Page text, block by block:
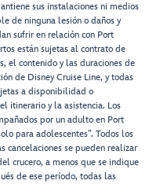
sus instalaciones ni medios
de ninguna lesión o daños y
sufrir en relación con Port
están sujetas al contrato de
el contenido y las duraciones de
de Disney Cruise Line, y todas
a disponibilidad o
itinerario y la asistencia. Los
por un adulto en Port
para adolescentes”. Todos los
cancelaciones se pueden realizar
crucero, a menos que se indique
de ese período, todas las